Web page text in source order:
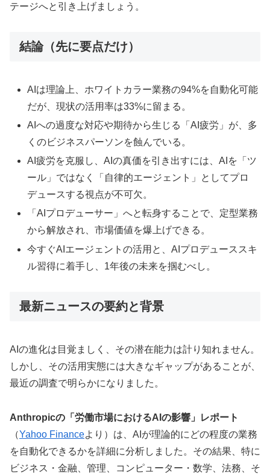
テージへと引き上げましょう。
結論（先に要点だけ）
AIは理論上、ホワイトカラー業務の94%を自動化可能
だが、現状の活用率は33%に留まる。
AIへの過度な対応や期待から生じる「AI疲労」が、多
くのビジネスパーソンを蝕んでいる。
AI疲労を克服し、AIの真価を引き出すには、AIを「ツ
ール」ではなく「自律的エージェント」としてプロ
デュースする視点が不可欠。
「AIプロデューサー」へと転身することで、定型業務
から解放され、市場価値を爆上げできる。
今すぐAIエージェントの活用と、AIプロデューススキ
ル習得に着手し、1年後の未来を掴むべし。
最新ニュースの要約と背景
AIの進化は目覚ましく、その潜在能力は計り知れません。
しかし、その活用実態には大きなギャップがあることが、
最近の調査で明らかになりました。
Anthropicの「労働市場におけるAIの影響」レポート
（Yahoo Financeより）は、AIが理論的にどの程度の業務
を自動化できるかを詳細に分析しました。その結果、特に
ビジネス・金融、管理、コンピューター・数学、法務、そ